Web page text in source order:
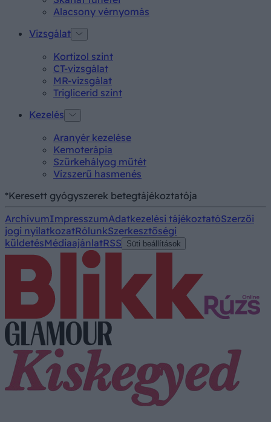
Alacsony vérnyomás
Vizsgálat
Kortizol szint
CT-vizsgálat
MR-vizsgálat
Triglicerid szint
Kezelés
Aranyér kezelése
Kemoterápia
Szürkehályog műtét
Vízszerű hasmenés
*Keresett gyógyszerek betegtájékoztatója
ArchívumImpresszumAdatkezelési tájékoztatóSzerzői
jogi nyilatkozatRólunkSzerkesztőségi
küldetésMédiaajánlatRSS Süti beállítások